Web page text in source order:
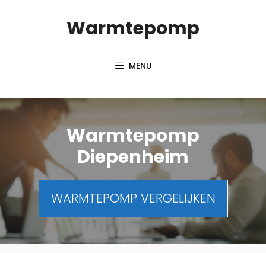
Warmtepomp
MENU
Warmtepomp
Diepenheim
WARMTEPOMP VERGELIJKEN